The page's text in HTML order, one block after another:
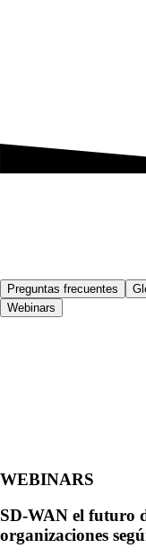
Preguntas frecuentes
Webinars
WEBINARS
SD-WAN el futuro
organizaciones